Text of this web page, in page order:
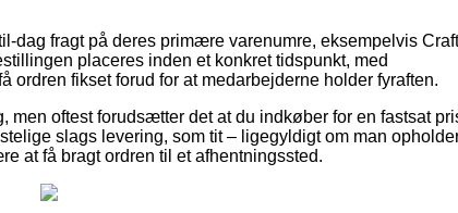
dag fragt på deres primære varenumre, eksempelvis Craft
placeres inden et konkret tidspunkt, med
ordren fikset forud for at medarbejderne holder fyraften.
men oftest forudsætter det at du indkøber for en fastsat
slags levering, som tit – ligegyldigt om man
at få bragt ordren til et afhentningssted.